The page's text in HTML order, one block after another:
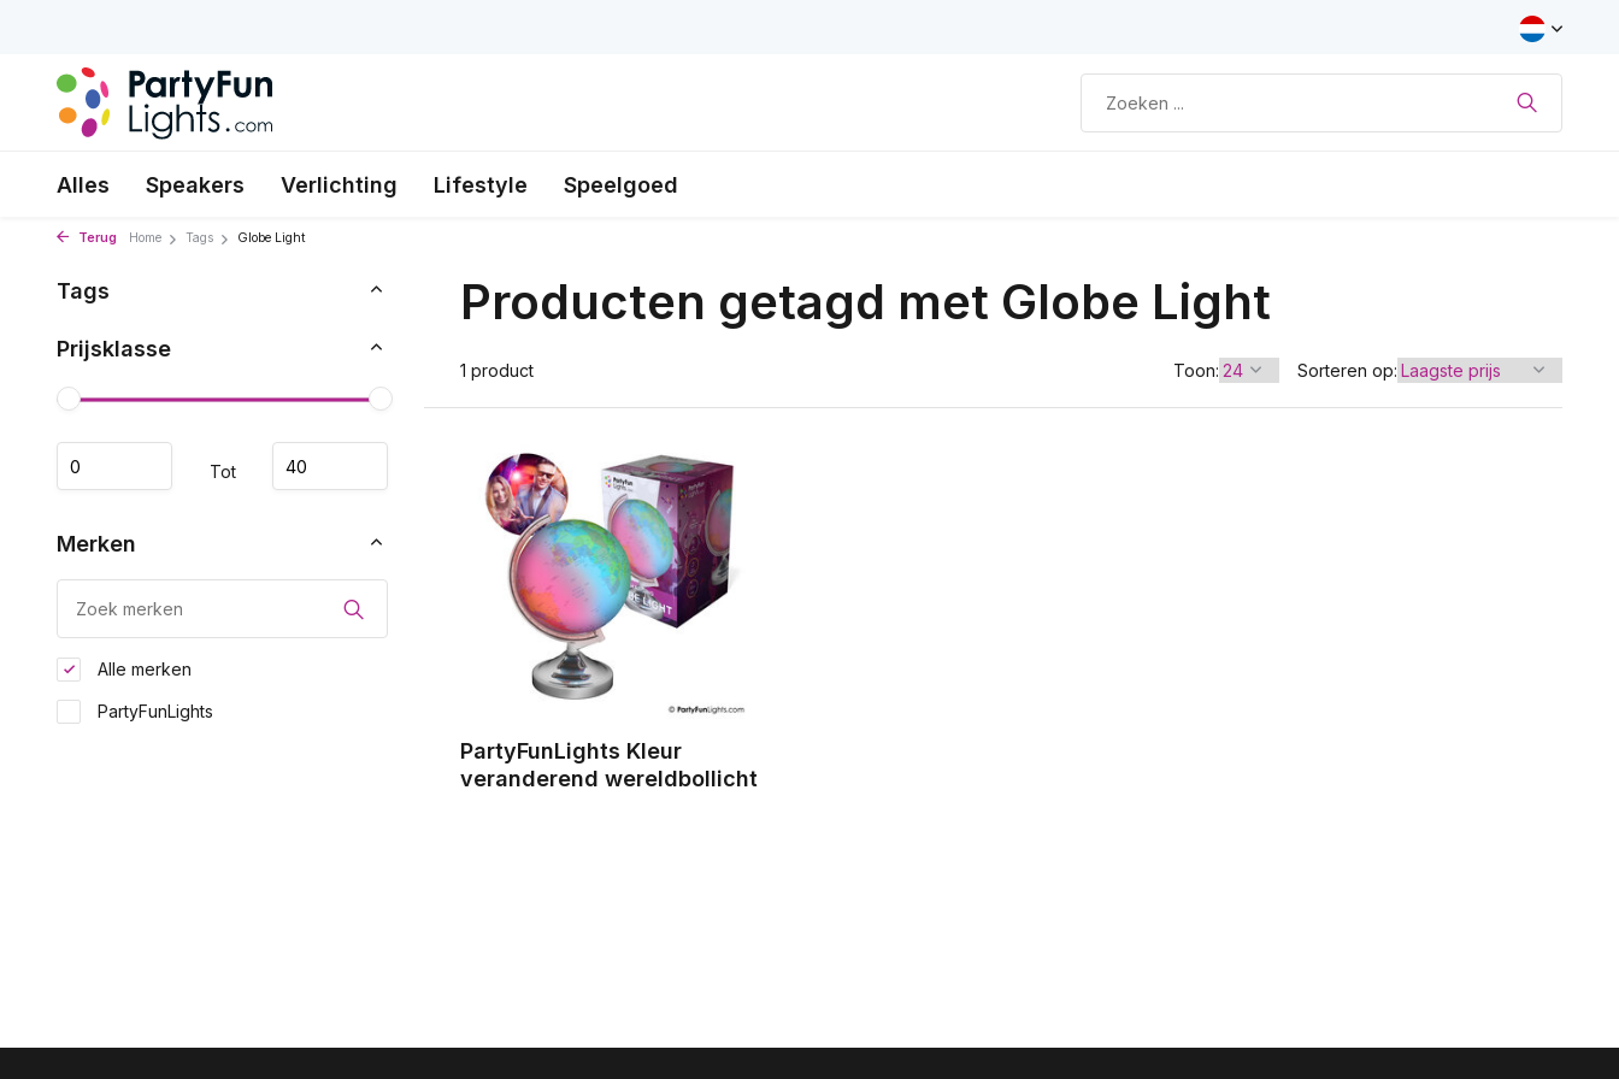
Alles Speakers Verlichting Lifestyle Speelgoed
Terug Home Tags Globe Light
Tags
Prijsklasse
Tot
Merken
Alle merken
PartyFunLights
Producten getagd met Globe Light
1 product Toon: Sorteren op:
PartyFunLights Kleur
veranderend wereldbollicht